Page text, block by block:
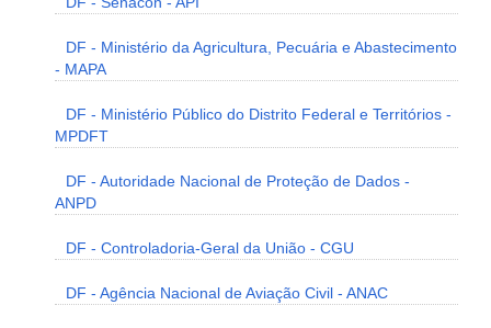
DF - Ministério da Agricultura, Pecuária e Abastecimento
- MAPA
DF - Ministério Público do Distrito Federal e Territórios -
MPDFT
DF - Autoridade Nacional de Proteção de Dados -
ANPD
DF - Controladoria-Geral da União - CGU
DF - Agência Nacional de Aviação Civil - ANAC